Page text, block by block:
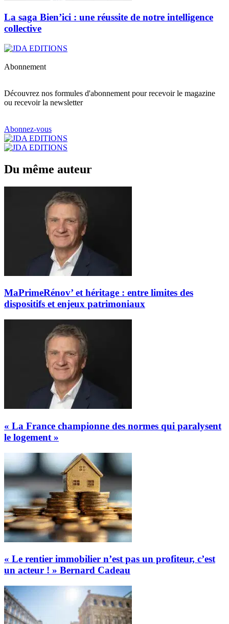
La saga Bien’ici : une réussite de notre intelligence
collective
Abonnement
Découvrez nos formules d'abonnement pour recevoir le magazine
ou recevoir la newsletter
Abonnez-vous
Du même auteur
MaPrimeRénov’ et héritage : entre limites des
dispositifs et enjeux patrimoniaux
« La France championne des normes qui paralysent
le logement »
« Le rentier immobilier n’est pas un profiteur, c’est
un acteur ! » Bernard Cadeau